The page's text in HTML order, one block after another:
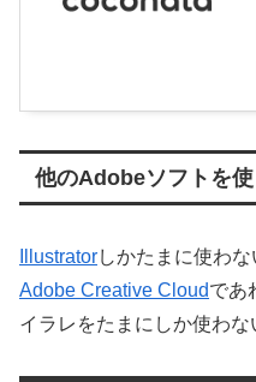
他のAdobeソフトを使
Illustratorしかたまに使わな
Adobe Creative Cloudであ
イラレをたまにしか使わな